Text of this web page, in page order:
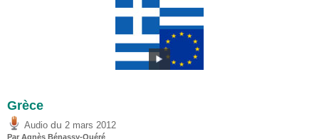
Grèce
Audio du 2 mars 2012
Par Agnès Bénassy-Quéré